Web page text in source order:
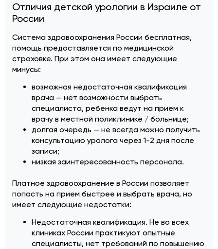
Отличия детской урологии в Израиле от
России
Система здравоохранения России бесплатная,
помощь предоставляется по медицинской
страховке. При этом она имеет следующие
минусы:
возможная недостаточная квалификация
врача — нет возможности выбрать
специалиста, ребенка ведут на прием к
врачу в местной поликлинике / больнице;
долгая очередь — не всегда можно получить
консультацию уролога через 1-2 дня после
записи;
низкая заинтересованность персонала.
Платное здравоохранение в России позволяет
попасть на прием быстрее и выбрать врача, но
имеет следующие недостатки:
Недостаточная квалификация. Не во всех
клиниках России практикуют опытные
специалисты, нет требований по повышению